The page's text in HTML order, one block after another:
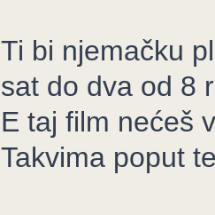
Ti bi njemačku
sat do dva od 8
E taj film nećeš
Takvima poput